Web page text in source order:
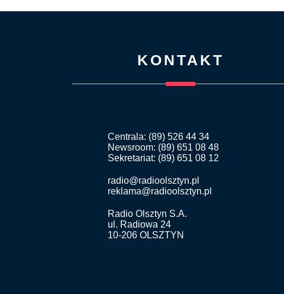
KONTAKT
Centrala: (89) 526 44 34
Newsroom: (89) 651 08 48
Sekretariat: (89) 651 08 12
radio@radioolsztyn.pl
reklama@radioolsztyn.pl
Radio Olsztyn S.A.
ul. Radiowa 24
10-206 OLSZTYN